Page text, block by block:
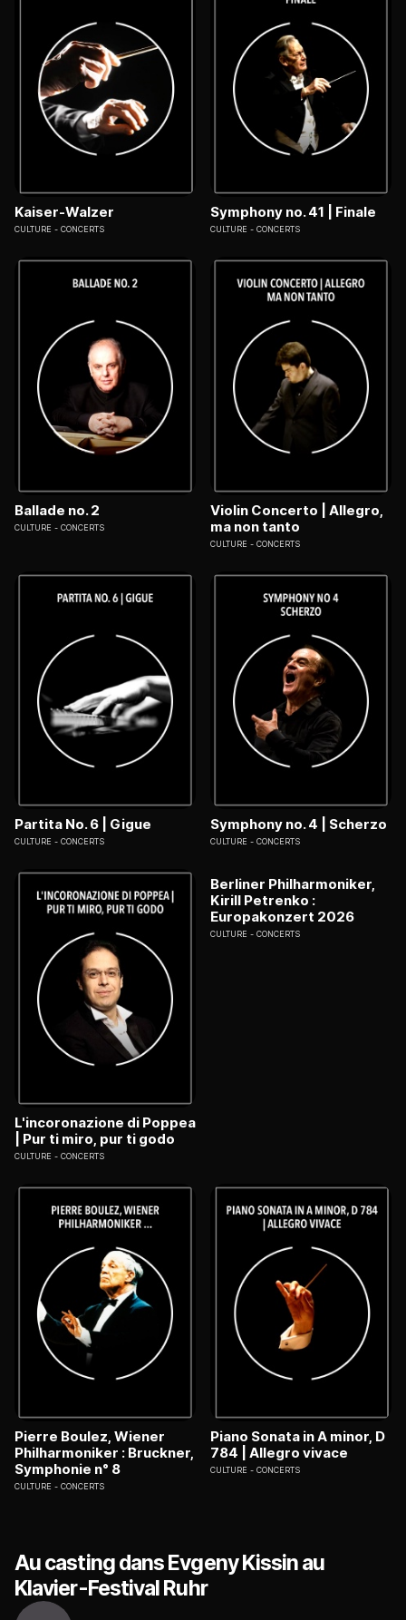
Kaiser-Walzer
CULTURE CONCERTS
Symphony no. 41 | Finale
CULTURE CONCERTS
Ballade no. 2
CULTURE CONCERTS
Violin Concerto | Allegro,
ma non tanto
CULTURE CONCERTS
Partita No. 6 | Gigue
CULTURE CONCERTS
Symphony no. 4 | Scherzo
CULTURE CONCERTS
L'incoronazione di Poppea
| Pur ti miro, pur ti godo
CULTURE CONCERTS
Berliner Philharmoniker,
Kirill Petrenko :
Europakonzert 2026
CULTURE CONCERTS
Pierre Boulez, Wiener
Philharmoniker : Bruckner,
Symphonie n° 8
CULTURE CONCERTS
Piano Sonata in A minor, D
784 | Allegro vivace
CULTURE CONCERTS
Au casting dans Evgeny Kissin au
Klavier-Festival Ruhr